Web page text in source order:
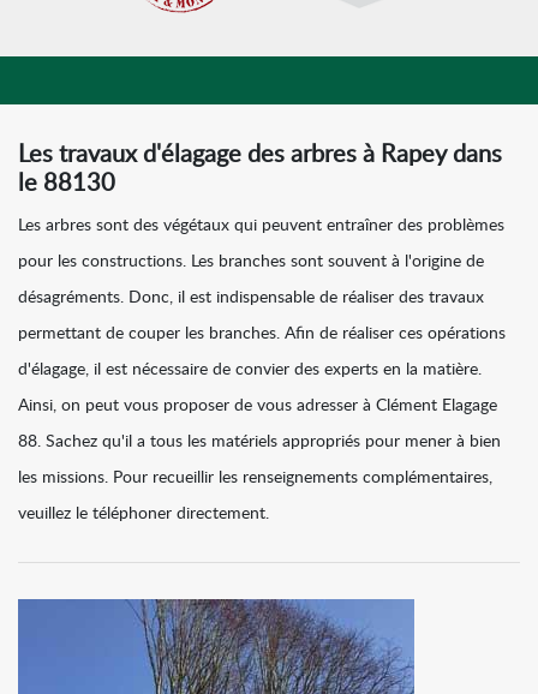
Les travaux d'élagage des arbres à Rapey dans
le 88130
Les arbres sont des végétaux qui peuvent entraîner des problèmes
pour les constructions. Les branches sont souvent à l'origine de
désagréments. Donc, il est indispensable de réaliser des travaux
permettant de couper les branches. Afin de réaliser ces opérations
d'élagage, il est nécessaire de convier des experts en la matière.
Ainsi, on peut vous proposer de vous adresser à Clément Elagage
88. Sachez qu'il a tous les matériels appropriés pour mener à bien
les missions. Pour recueillir les renseignements complémentaires,
veuillez le téléphoner directement.